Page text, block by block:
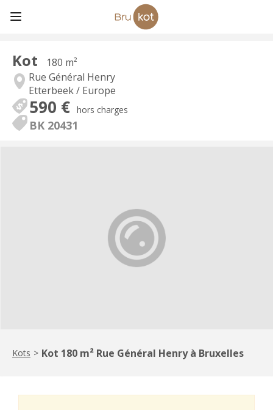
Kot
180 m²
Rue Général Henry
Etterbeek / Europe
590 € hors charges
BK 20431
Kots > Kot 180 m² Rue Général Henry à Bruxelles